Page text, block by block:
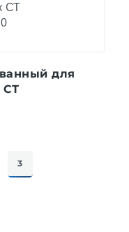
для
СТ
3